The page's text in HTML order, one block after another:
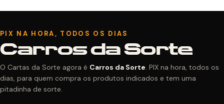
PIX NA HORA, TODOS OS DIAS
Carros da Sorte
O Cartas da Sorte agora é Carros da Sorte. PIX na hora, todos os
dias, para quem compra os produtos indicados e tem uma
pitadinha de sorte.